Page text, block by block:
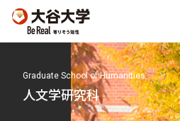
Graduate School of Humanities
人文学研究科